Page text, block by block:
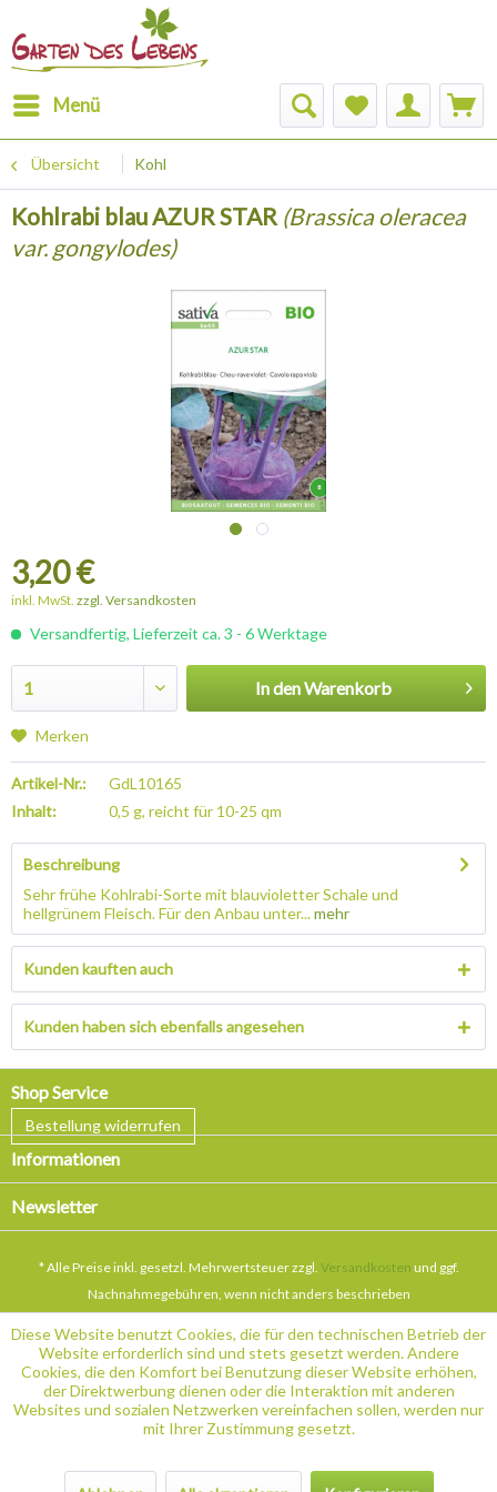
Menü
Übersicht Kohl
Kohlrabi blau AZUR STAR (Brassica oleracea
var. gongylodes)
3,20 €
inkl. MwSt. zzgl. Versandkosten
Versandfertig, Lieferzeit ca. 3 - 6 Werktage
In denWarenkorb
Merken
Artikel-Nr.:
GdL10165
Inhalt:
0,5 g, reicht für 10-25 qm
Beschreibung
Sehr frühe Kohlrabi-Sorte mit blauvioletter Schale und
hellgrünem Fleisch. Für den Anbau unter...mehr
Kunden kauften auch
Kunden haben sich ebenfalls angesehen
Shop Service
Bestellung widerrufen
Informationen
Newsletter
* Alle Preise inkl. gesetzl. Mehrwertsteuer zzgl. Versandkosten und ggf.
Nachnahmegebühren, wenn nicht anders beschrieben
Diese Website benutzt Cookies, die für den technischen Betrieb der
Website erforderlich sind und stets gesetzt werden. Andere
Cookies, die den Komfort bei Benutzung dieser Website erhöhen,
der Direktwerbung dienen oder die Interaktion mit anderen
Websites und sozialen Netzwerken vereinfachen sollen, werden nur
mit Ihrer Zustimmung gesetzt.